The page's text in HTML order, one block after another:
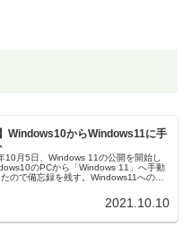
Windows10からWindows11に手
10月5日、Windows 11の公開を開始し
のPCから「Windows 11」へ手動
ので備忘録を残す。Windows11への対
2021.10.10